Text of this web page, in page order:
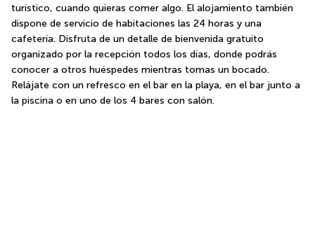
turístico, cuando quieras comer algo. El alojamiento también
dispone de servicio de habitaciones las 24 horas y una
cafetería. Disfruta de un detalle de bienvenida gratuito
organizado por la recepción todos los días, donde podrás
conocer a otros huéspedes mientras tomas un bocado.
Relájate con un refresco en el bar en la playa, en el bar junto a
la piscina o en uno de los 4 bares con salón.